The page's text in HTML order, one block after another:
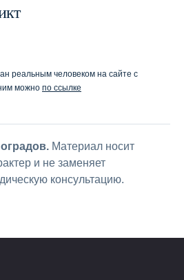
реальным человеком на сайте с
можно по ссылке
Материал носит
и не заменяет
консультацию.